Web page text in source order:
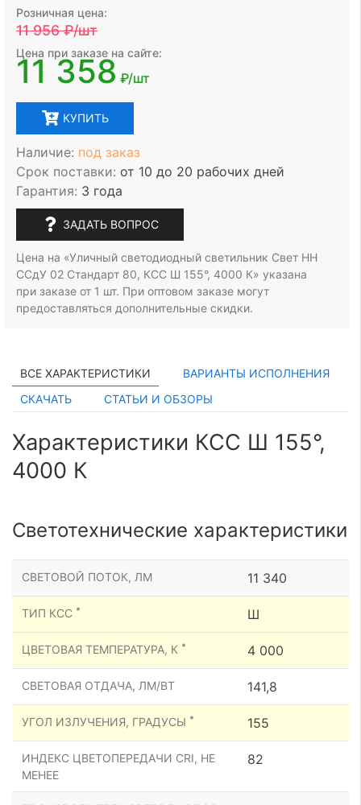
Розничная цена:
11 956₽/шт
Цена при заказе на сайте:
11 358 ₽/шт
КУПИТЬ
Наличие: под заказ
Срок поставки: от 10 до 20 рабочих дней
Гарантия: 3 года
ЗАДАТЬ ВОПРОС
Цена на «Уличный светодиодный светильник Свет НН
ССдУ 02 Стандарт 80, КСС Ш 155°, 4000 К» указана
при заказе от 1 шт. При оптовом заказе могут
предоставляться дополнительные скидки.
ВСЕ ХАРАКТЕРИСТИКИ
ВАРИАНТЫ ИСПОЛНЕНИЯ
СКАЧАТЬ
СТАТЬИ И ОБЗОРЫ
Характеристики КСС Ш 155°,
4000 К
Светотехнические характеристики
СВЕТОВОЙ ПОТОК, ЛМ 11 340
ТИП КСС * Ш
ЦВЕТОВАЯ ТЕМПЕРАТУРА, К * 4 000
СВЕТОВАЯ ОТДАЧА, ЛМ/ВТ 141,8
УГОЛ ИЗЛУЧЕНИЯ, ГРАДУСЫ * 155
ИНДЕКС ЦВЕТОПЕРЕДАЧИ CRI, НЕ
МЕНЕЕ
82